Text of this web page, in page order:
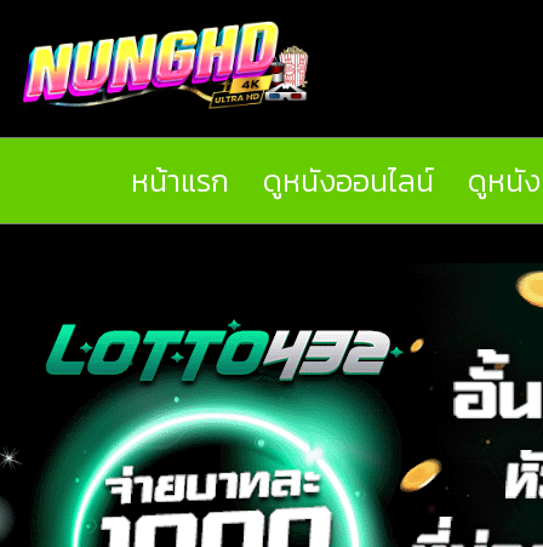
หน้าแรก ดูหนังออนไลน์ ดูหนั